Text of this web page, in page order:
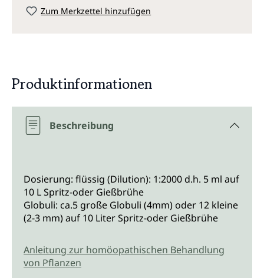
Zum Merkzettel hinzufügen
Produktinformationen
Beschreibung
Dosierung: flüssig (Dilution): 1:2000 d.h. 5 ml auf
10 L Spritz-oder Gießbrühe
Globuli: ca.5 große Globuli (4mm) oder 12 kleine
(2-3 mm) auf 10 Liter Spritz-oder Gießbrühe
Anleitung zur homöopathischen Behandlung
von Pflanzen